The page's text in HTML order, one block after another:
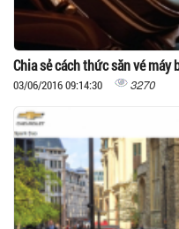
Chia sẻ cách thức săn vé máy
03/06/2016 09:14:30 3270